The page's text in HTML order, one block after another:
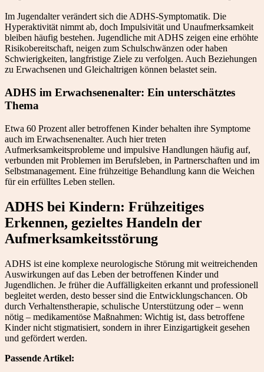
Im Jugendalter verändert sich die ADHS-Symptomatik. Die
Hyperaktivität nimmt ab, doch Impulsivität und Unaufmerksamkeit
bleiben häufig bestehen. Jugendliche mit ADHS zeigen eine erhöhte
Risikobereitschaft, neigen zum Schulschwänzen oder haben
Schwierigkeiten, langfristige Ziele zu verfolgen. Auch Beziehungen
zu Erwachsenen und Gleichaltrigen können belastet sein.
ADHS im Erwachsenenalter: Ein unterschätztes
Thema
Etwa 60 Prozent aller betroffenen Kinder behalten ihre Symptome
auch im Erwachsenenalter. Auch hier treten
Aufmerksamkeitsprobleme und impulsive Handlungen häufig auf,
verbunden mit Problemen im Berufsleben, in Partnerschaften und im
Selbstmanagement. Eine frühzeitige Behandlung kann die Weichen
für ein erfülltes Leben stellen.
ADHS bei Kindern: Frühzeitiges
Erkennen, gezieltes Handeln der
Aufmerksamkeitsstörung
ADHS ist eine komplexe neurologische Störung mit weitreichenden
Auswirkungen auf das Leben der betroffenen Kinder und
Jugendlichen. Je früher die Auffälligkeiten erkannt und professionell
begleitet werden, desto besser sind die Entwicklungschancen. Ob
durch Verhaltenstherapie, schulische Unterstützung oder – wenn
nötig – medikamentöse Maßnahmen: Wichtig ist, dass betroffene
Kinder nicht stigmatisiert, sondern in ihrer Einzigartigkeit gesehen
und gefördert werden.
Passende Artikel: